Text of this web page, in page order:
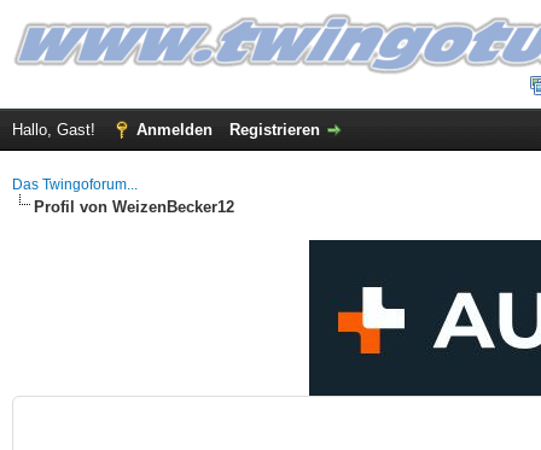
Hallo, Gast! Anmelden Registrieren
Das Twingoforum...
Profil von WeizenBecker12